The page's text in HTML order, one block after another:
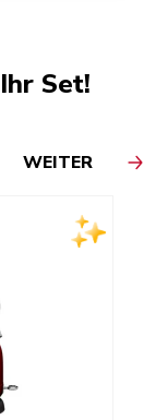
Set!
WEITER